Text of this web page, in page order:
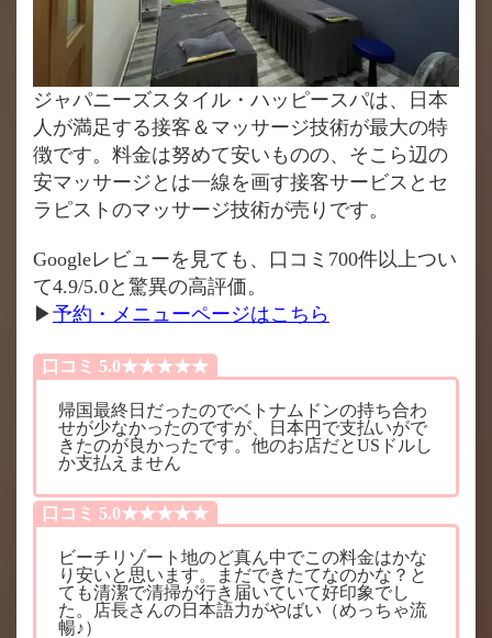
ジャパニーズスタイル・ハッピースパは、日本
人が満足する接客＆マッサージ技術が最大の特
徴です。料金は努めて安いものの、そこら辺の
安マッサージとは一線を画す接客サービスとセ
ラピストのマッサージ技術が売りです。
Googleレビューを見ても、口コミ700件以上つい
て4.9/5.0と驚異の高評価。
▶予約・メニューページはこちら
口コミ 5.0★★★★★
帰国最終日だったのでベトナムドンの持ち合わ
せが少なかったのですが、日本円で支払いがで
きたのが良かったです。他のお店だとUSドルし
か支払えません
口コミ 5.0★★★★★
ビーチリゾート地のど真ん中でこの料金はかな
り安いと思います。まだできたてなのかな？と
ても清潔で清掃が行き届いていて好印象でし
た。店長さんの日本語力がやばい（めっちゃ流
暢♪）